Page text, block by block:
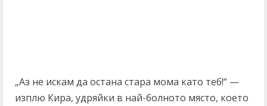
„Аз не искам да остана стара мома като теб!“ —
изплю Кира, удряйки в най-болното място, което